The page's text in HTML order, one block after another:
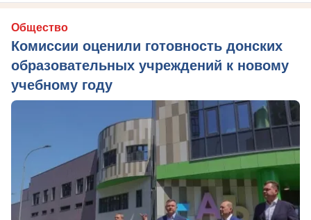
Общество
Комиссии оценили готовность донских
образовательных учреждений к новому
учебному году